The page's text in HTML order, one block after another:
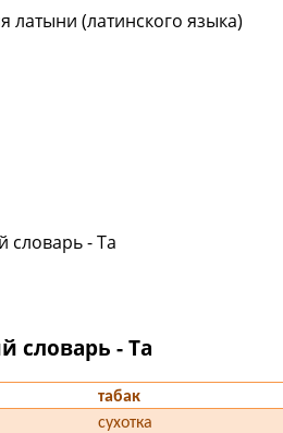
латыни (латинского языка)
словарь - Ta
словарь - Ta
табак
сухотка